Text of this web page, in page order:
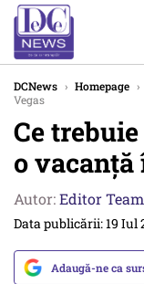
DCNews › Homepage ›
Vegas
Ce
o vacanță
Autor:Editor Team
Data publicării: 19 Iul
Adaugă-ne ca